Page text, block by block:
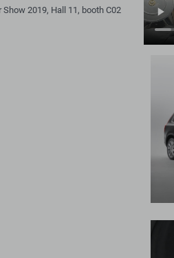
2019, Hall 11, booth C02